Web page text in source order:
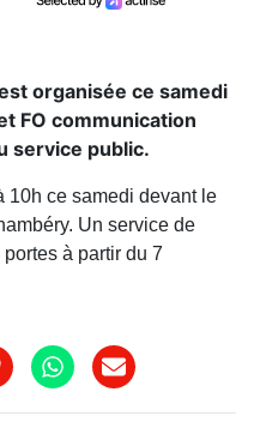
organisée ce samedi
FO communication
service public.
10h ce samedi devant le
Un service de
à partir du 7